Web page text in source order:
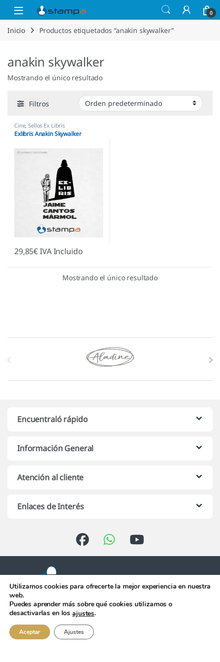
Saltar a la navegación
Saltar al contenido
Open 0
Inicio Productos etiquetados “anakin skywalker”
anakin skywalker
Mostrando el único resultado
Filtros
Cine,Sellos Ex Libris
Exlibris Anakin Skywalker
29,85€IVA Incluido
Mostrando el único resultado
Marcas De Carrusel
Encuentraló rápido
Información General
Atención al cliente
Enlaces de Interés
Atención telefónica de 10:00 h.
956 344 058
Utilizamos cookies para ofrecerte la mejor experiencia en nuestra
web.
Puedes aprender más sobre qué cookies utilizamos o
desactivarlas en losajustes.
Aceptar Ajustes